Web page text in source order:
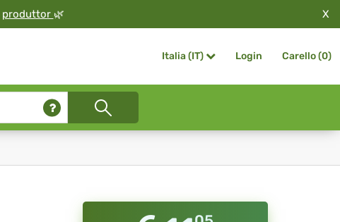
produttor 🌿 X
Italia (IT) Login Carello (0)